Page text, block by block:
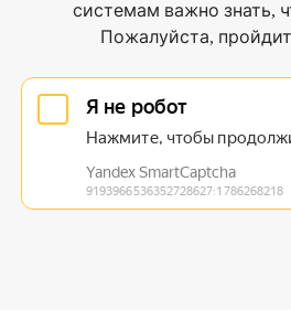
системам важно знать,
Пожалуйста,